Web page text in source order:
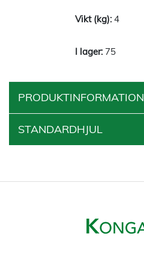
4
75
PRODUKTINFORMATION
STANDARDHJUL